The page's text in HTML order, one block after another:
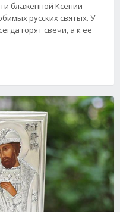
блаженной Ксении
русских святых. У
горят свечи, а к ее